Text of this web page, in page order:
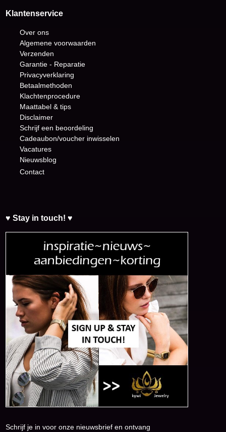
Klantenservice
Over ons
Algemene voorwaarden
Verzenden
Garantie - Reparatie
Privacyverklaring
Betaalmethoden
Klachtenprocedure
Maattabel & tips
Disclaimer
Schrijf een beoordeling
Cadeaubon/voucher inwisselen
Vacatures
Nieuwsblog
Contact
♥ Stay in touch! ♥
Schrijf je in voor onze nieuwsbrief en ontvang